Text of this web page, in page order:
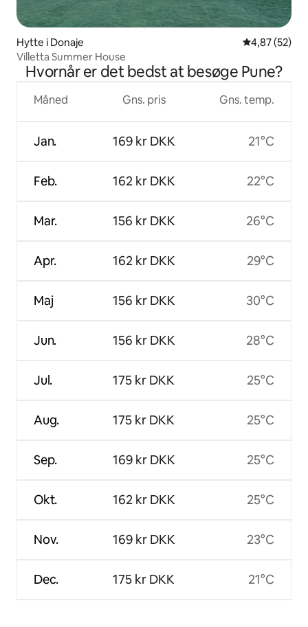
Hytte i Donaje 4,87 ud af 5 i
4,87 (52)
Villetta Summer House
Hvornår er det bedst at besøge Pune?
Måned
Jan.
Feb.
Mar.
Apr.
Maj
Jun.
Jul.
Aug.
Sep.
Okt.
Nov.
Dec.
Gns. pris
169 kr DKK
162 kr DKK
156 kr DKK
162 kr DKK
156 kr DKK
156 kr DKK
175 kr DKK
175 kr DKK
169 kr DKK
162 kr DKK
169 kr DKK
175 kr DKK
Gns. temp.
21°C
22°C
26°C
29°C
30°C
28°C
25°C
25°C
25°C
25°C
23°C
21°C